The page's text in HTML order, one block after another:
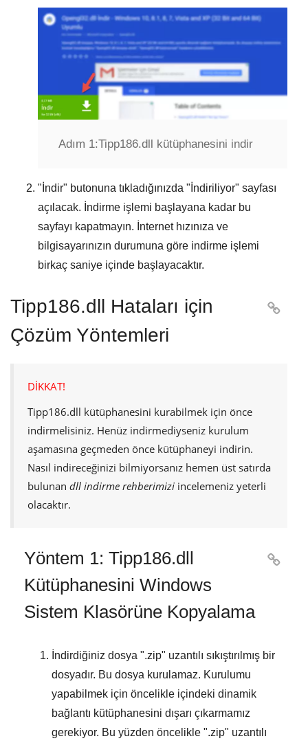
Adım 1:Tipp186.dll kütüphanesini indir
" İndir" butonuna tıkladığınızda " İndiriliyor" sayfası
açılacak. İndirme işlemi başlayana kadar bu
sayfayı kapatmayın. İnternet hızınıza ve
bilgisayarınızın durumuna göre indirme işlemi
birkaç saniye içinde başlayacaktır.
Tipp186.dll Hataları için
Çözüm Yöntemleri

DİKKAT!
Tipp186.dll kütüphanesini kurabilmek için önce
indirmelisiniz. Henüz indirmediyseniz kurulum
aşamasına geçmeden önce kütüphaneyi indirin.
Nasıl indireceğinizi bilmiyorsanız hemen üst satırda
bulunan dll indirme rehberimizi incelemeniz yeterli
olacaktır.
Yöntem 1: Tipp186.dll
Kütüphanesini Windows
Sistem Klasörüne Kopyalama

İndirdiğiniz dosya ".zip" uzantılı sıkıştırılmış bir
dosyadır. Bu dosya kurulamaz. Kurulumu
yapabilmek için öncelikle içindeki dinamik
bağlantı kütüphanesini dışarı çıkarmamız
gerekiyor. Bu yüzden öncelikle ".zip" uzantılı